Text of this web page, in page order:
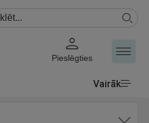
Pieslēgties
Vairāk